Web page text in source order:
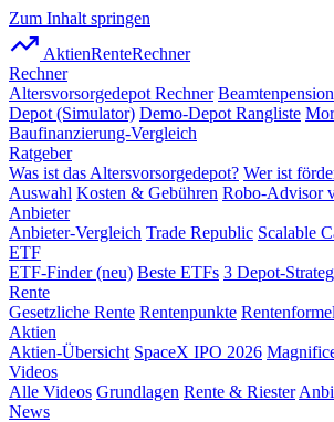
Zum Inhalt springen
AktienRenteRechner
Rechner
Altersvorsorgedepot Rechner
Depot (Simulator) Demo-Depot Rangliste
Baufinanzierung-Vergleich
Ratgeber
Was ist das Altersvorsorgedepot? Wer ist
Auswahl Kosten & Gebühren Robo-Advisor
Anbieter
Anbieter-Vergleich Trade Republic Scalable
ETF
ETF-Finder (neu) Beste ETFs 3 Depot-
Rente
Gesetzliche Rente Rentenpunkte Rentenformel
Aktien
Aktien-Übersicht SpaceX IPO 2026
Videos
Alle Videos Grundlagen Rente & Riester
News